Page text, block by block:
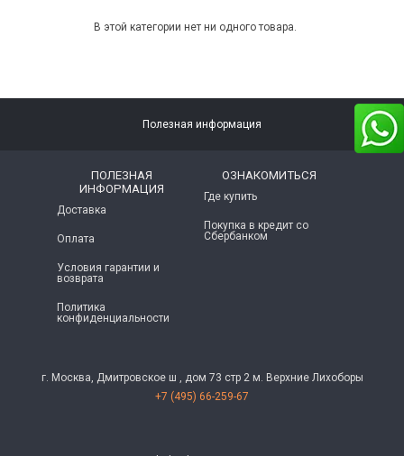
В этой категории нет ни одного товара.
Полезная информация
ПОЛЕЗНАЯ
ИНФОРМАЦИЯ
Доставка
Оплата
Условия гарантии и
возврата
Политика
конфиденциальности
ОЗНАКОМИТЬСЯ
Где купить
Покупка в кредит со
Сбербанком
г. Москва, Дмитровское ш , дом 73 стр 2 м. Верхние Лихоборы
+7 (495) 66-259-67